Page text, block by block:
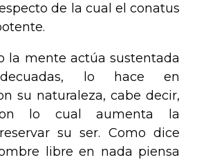
de la cual el conatus
la mente actúa sustentada
lo hace en
su naturaleza, cabe decir,
lo cual aumenta la
su ser. Como dice
libre en nada piensa